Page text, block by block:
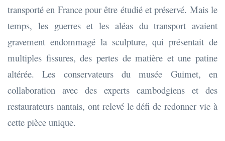
transporté en France pour être étudié et préservé. Mais le
temps, les guerres et les aléas du transport avaient
gravement endommagé la sculpture, qui présentait de
multiples fissures, des pertes de matière et une patine
altérée. Les conservateurs du musée Guimet, en
collaboration avec des experts cambodgiens et des
restaurateurs nantais, ont relevé le défi de redonner vie à
cette pièce unique.